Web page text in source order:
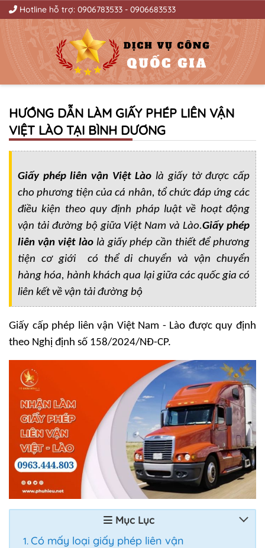
Hotline hỗ trợ: 0906783533 - 0906683533
HƯỚNG DẪN LÀM GIẤY PHÉP LIÊN VẬN
VIỆT LÀO TẠI BÌNH DƯƠNG
Giấy phép liên vận Việt Lào là giấy tờ được cấp
cho phương tiện của cá nhân, tổ chức đáp ứng các
điều kiện theo quy định pháp luật về hoạt động
vận tải đường bộ giữa Việt Nam và Lào.Giấy phép
liên vận việt lào là giấy phép cần thiết để phương
tiện cơ giới có thể di chuyển và vận chuyển
hàng hóa, hành khách qua lại giữa các quốc gia có
liên kết về vận tải đường bộ
Giấy cấp phép liên vận Việt Nam - Lào được quy định
theo Nghị định số 158/2024/NĐ-CP.
Mục Lục
Có mấy loại giấy phép liên vận